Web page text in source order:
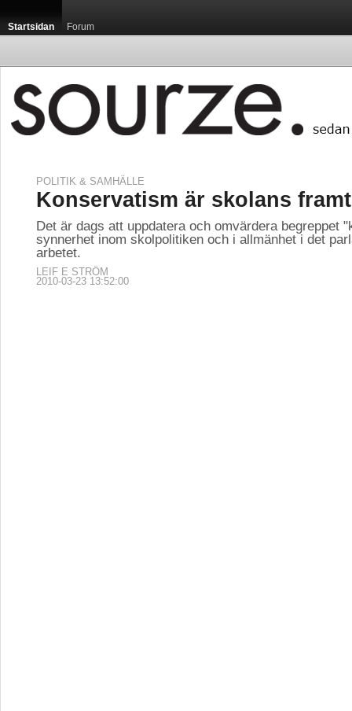
Startsidan Forum
POLITIK & SAMHÄLLE
Konservatism är skolans
Det är dags att uppdatera och omvärdera begreppet
synnerhet inom skolpolitiken och i allmänhet i det
arbetet.
LEIF E STRÖM
2010-03-23 13:52:00